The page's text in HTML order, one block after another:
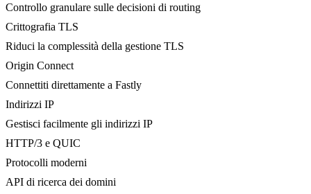
Controllo granulare sulle decisioni di routing
Crittografia TLS
Riduci la complessità della gestione TLS
Origin Connect
Connettiti direttamente a Fastly
Indirizzi IP
Gestisci facilmente gli indirizzi IP
HTTP/3 e QUIC
Protocolli moderni
API di ricerca dei domini